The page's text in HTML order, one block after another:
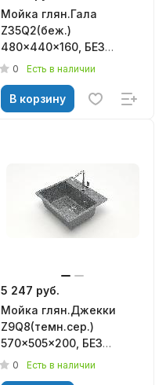
Мойка глян.Гала
Z35Q2(беж.)
480x440x160, БЕЗ
СИФОНА Granit MARR
0 Есть в наличии
В корзину
5 247 руб.
Мойка глян.Джекки
Z9Q8(темн.сер.)
570x505x200, БЕЗ
СИФОНА Granit MARR
0 Есть в наличии